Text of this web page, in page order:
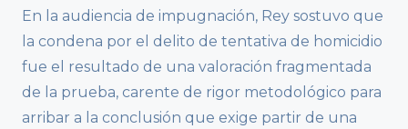
En la audiencia de impugnación, Rey sostuvo que
la condena por el delito de tentativa de homicidio
fue el resultado de una valoración fragmentada
de la prueba, carente de rigor metodológico para
arribar a la conclusión que exige partir de una